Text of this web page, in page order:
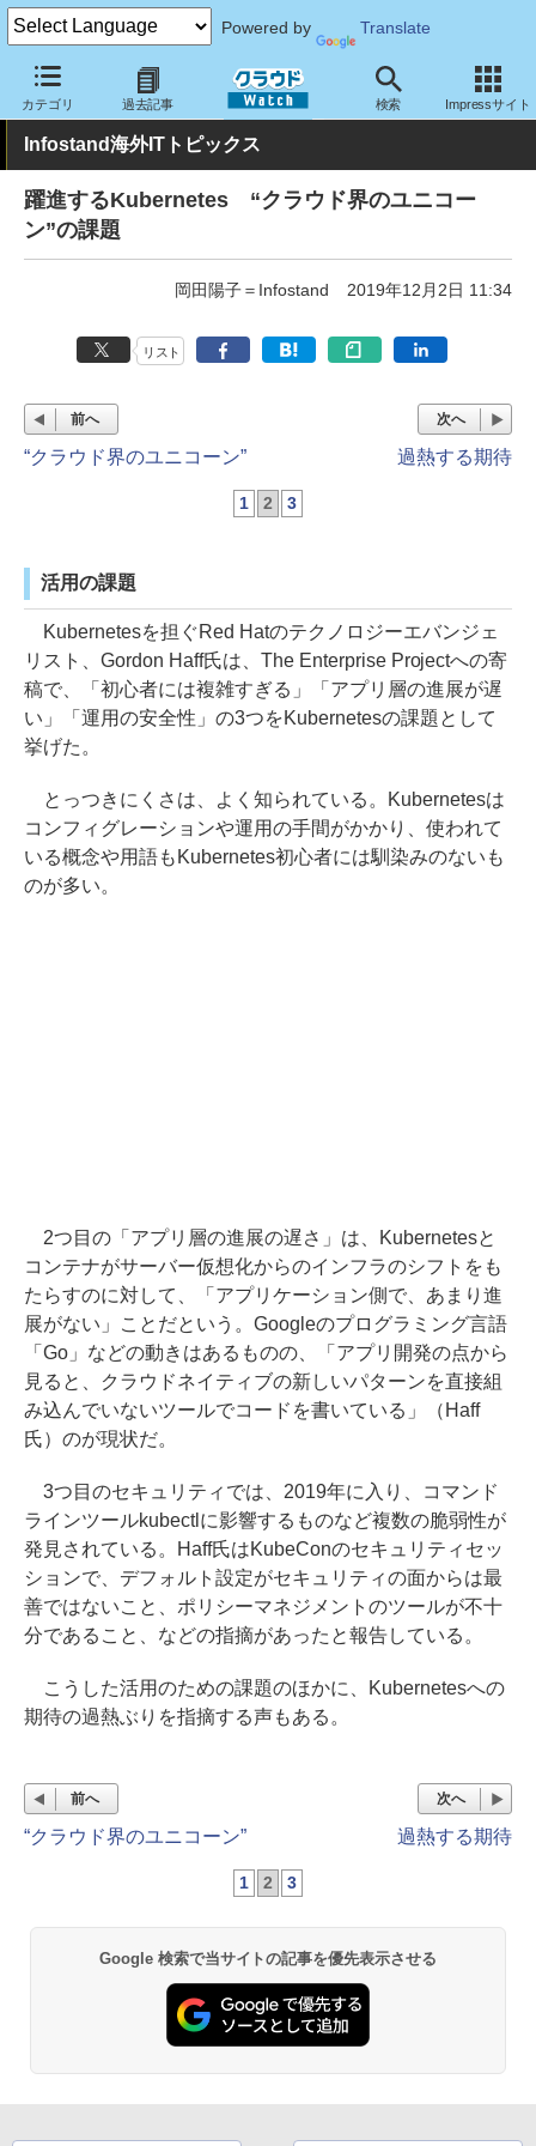
Powered by Translate
カテゴリ 過去記事 検索 Impressサイト
クラウド Watch トピック 業界動向
Infostand海外ITトピックス
躍進するKubernetes “クラウド界のユニコー
ン”の課題
岡田陽子＝Infostand 2019年12月2日 11:34
リスト
前へ
“クラウド界のユニコーン”
次へ
過熱する期待
1 2 3
活用の課題
Kubernetesを担ぐRed Hatのテクノロジーエバンジェ
リスト、Gordon Haff氏は、The Enterprise Projectへの寄
稿で、「初心者には複雑すぎる」「アプリ層の進展が遅
い」「運用の安全性」の3つをKubernetesの課題として
挙げた。
とっつきにくさは、よく知られている。Kubernetesは
コンフィグレーションや運用の手間がかかり、使われて
いる概念や用語もKubernetes初心者には馴染みのないも
のが多い。
2つ目の「アプリ層の進展の遅さ」は、Kubernetesと
コンテナがサーバー仮想化からのインフラのシフトをも
たらすのに対して、「アプリケーション側で、あまり進
展がない」ことだという。Googleのプログラミング言語
「Go」などの動きはあるものの、「アプリ開発の点から
見ると、クラウドネイティブの新しいパターンを直接組
み込んでいないツールでコードを書いている」（Haff
氏）のが現状だ。
3つ目のセキュリティでは、2019年に入り、コマンド
ラインツールkubectlに影響するものなど複数の脆弱性が
発見されている。Haff氏はKubeConのセキュリティセッ
ションで、デフォルト設定がセキュリティの面からは最
善ではないこと、ポリシーマネジメントのツールが不十
分であること、などの指摘があったと報告している。
こうした活用のための課題のほかに、Kubernetesへの
期待の過熱ぶりを指摘する声もある。
前へ
“クラウド界のユニコーン”
次へ
過熱する期待
1 2 3
Google 検索で当サイトの記事を優先表示させる